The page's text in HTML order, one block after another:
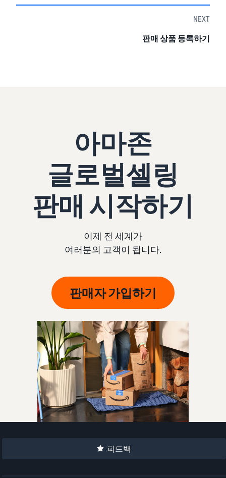
NEXT
판매 상품 등록하기
아마존
글로벌셀링
판매 시작하기
이제 전 세계가
여러분의 고객이 됩니다.
판매자 가입하기
피드백